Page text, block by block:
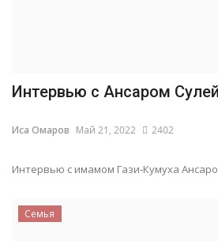
Интервью с Ансаром
Иса Омаров Май 21, 2022 2402
Интервью с имамом Гази-Кумуха
Семья